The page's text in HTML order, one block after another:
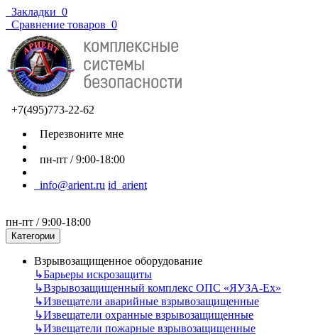
Закладки 0
Сравнение товаров 0
+7(495)773-22-62
Перезвоните мне
пн-пт / 9:00-18:00
info@arient.ru id_arient
пн-пт / 9:00-18:00
Категории
Взрывозащищенное оборудование
↳Барьеры искрозащиты
↳Взрывозащищенный комплекс ОПС «ЯУЗА-Ех»
↳Извещатели аварийные взрывозащищенные
↳Извещатели охранные взрывозащищенные
↳Извещатели пожарные взрывозащищенные